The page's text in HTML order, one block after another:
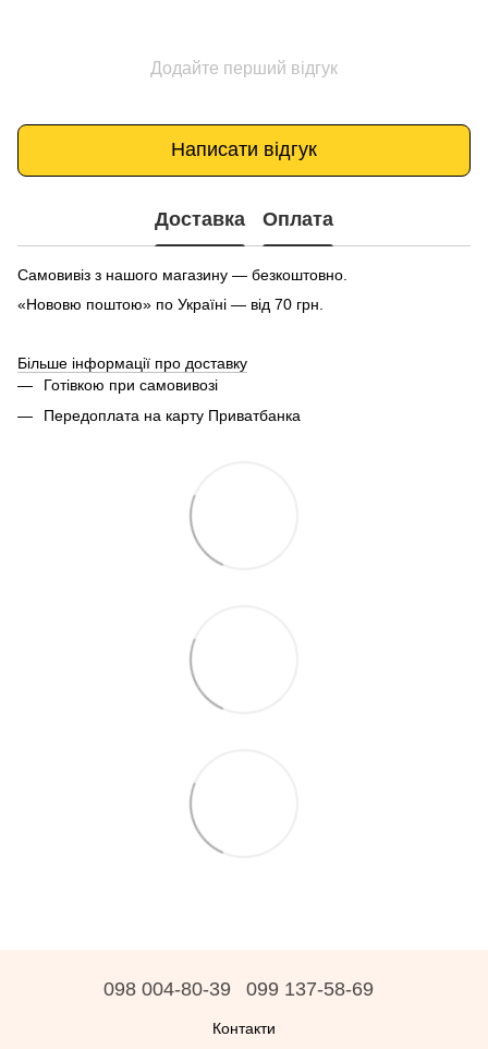
Додайте перший відгук
Написати відгук
Доставка Оплата
Самовивіз з нашого магазину — безкоштовно.
«Нововю поштою» по Україні — від 70 грн.
Більше інформації про доставку
Готівкою при самовивозі
Передоплата на карту Приватбанка
098 004-80-39 099 137-58-69
Контакти